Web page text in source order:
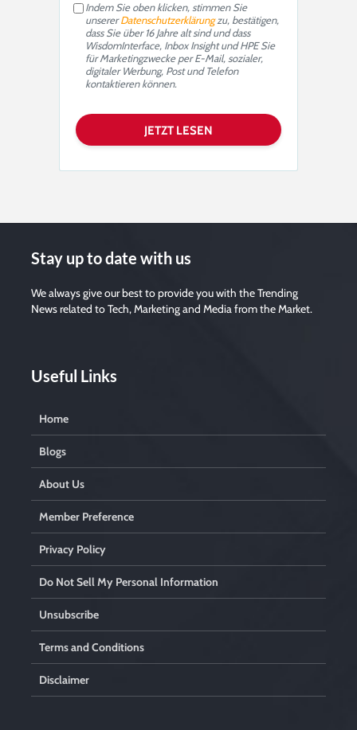
Indem Sie oben klicken, stimmen Sie
unsererDatenschutzerklärungzu, bestätigen,
dass Sie über 16 Jahre alt sind und dass
WisdomInterface, Inbox Insight und HPE Sie
für Marketingzwecke per E-Mail, sozialer,
digitaler Werbung, Post und Telefon
kontaktieren können.
Stay up to date with us
We always give our best to provide you with the Trending
News related to Tech, Marketing and Media from the Market.
Useful Links
Home
Blogs
About Us
Member Preference
Privacy Policy
Do Not Sell My Personal Information
Unsubscribe
Terms and Conditions
Disclaimer